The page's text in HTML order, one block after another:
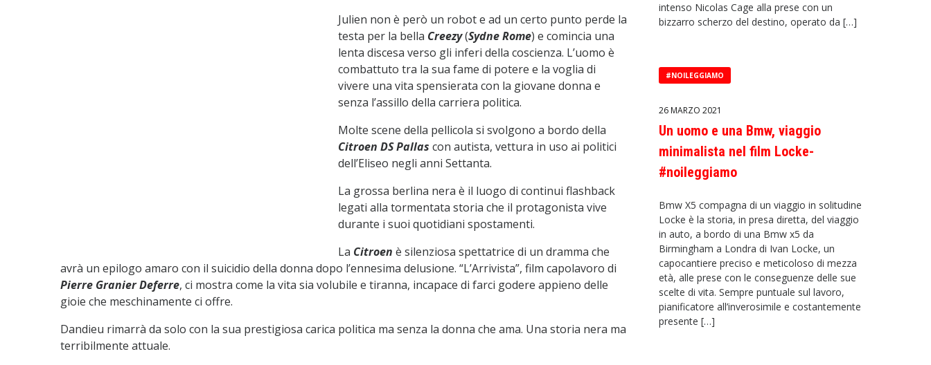
Julien non è però un robot e ad un certo punto perde la
testa per la bella Creezy(Sydne Rome) e comincia una
lenta discesa verso gli inferi della coscienza. L’uomo è
combattuto tra la sua fame di potere e la voglia di
vivere una vita spensierata con la giovane donna e
senza l’assillo della carriera politica.
Molte scene della pellicola si svolgono a bordo della
Citroen DS Pallas con autista, vettura in uso ai politici
dell’Eliseo negli anni Settanta.
La grossa berlina nera è il luogo di continui flashback
legati alla tormentata storia che il protagonista vive
durante i suoi quotidiani spostamenti.
La Citroen è silenziosa spettatrice di un dramma che
avrà un epilogo amaro con il suicidio della donna dopo l’ennesima delusione. “L’Arrivista”, film capolavoro di
Pierre Granier Deferre, ci mostra come la vita sia volubile e tiranna, incapace di farci godere appieno delle
gioie che meschinamente ci offre.
Dandieu rimarrà da solo con la sua prestigiosa carica politica ma senza la donna che ama. Una storia nera ma
terribilmente attuale.
intenso Nicolas Cage alla prese con un
bizzarro scherzo del destino, operato da […]
#NOILEGGIAMO
26 MARZO 2021
Un uomo e una Bmw, viaggio
minimalista nel film Locke-
#noileggiamo
Bmw X5 compagna di un viaggio in solitudine
Locke è la storia, in presa diretta, del viaggio
in auto, a bordo di una Bmw x5 da
Birmingham a Londra di Ivan Locke, un
capocantiere preciso e meticoloso di mezza
età, alle prese con le conseguenze delle sue
scelte di vita. Sempre puntuale sul lavoro,
pianificatore all’inverosimile e costantemente
presente […]